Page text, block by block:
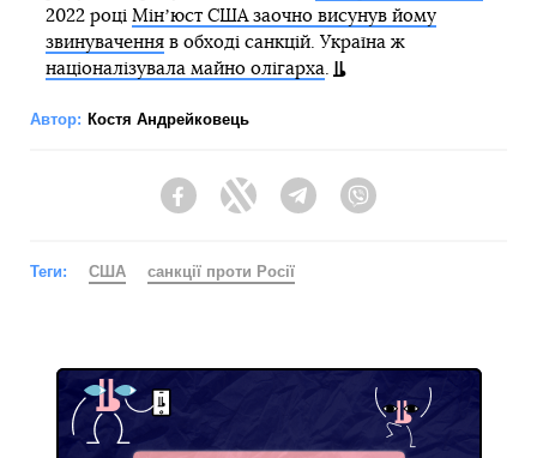
2022 році Мінʼюст США заочно висунув йому
звинуваченняв обході санкцій. Україна ж
націоналізувала майно олігарха.
Автор: Костя Андрейковець
FacebookTwitter Telegram
Теги: США санкції проти Росії